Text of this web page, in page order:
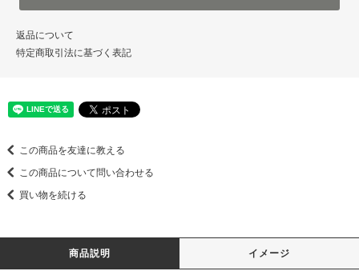
返品について
特定商取引法に基づく表記
この商品を友達に教える
この商品について問い合わせる
買い物を続ける
商品説明 イメージ